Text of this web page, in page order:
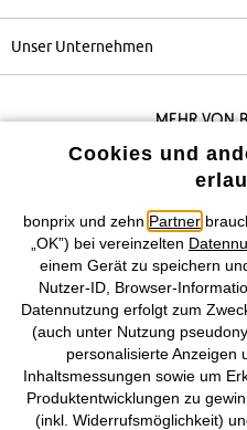
Unser Unternehmen
Mehr von
Preisangaben inkl.
AGB Datenschutz
Vertrag
©2026 bonprix.Alle
Cookies und
bonprix und zehn Partner
„OK”) bei vereinzelten
einem Gerät zu speichern
Nutzer-ID, Browser-
Datennutzung erfolgt zum
(auch unter Nutzung
personalisierte Anzeigen
Inhaltsmessungen sowie um
Produktentwicklungen zu
(inkl. Widerrufsmöglichkeit)